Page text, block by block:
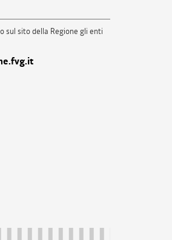
sul sito della Regione gli enti